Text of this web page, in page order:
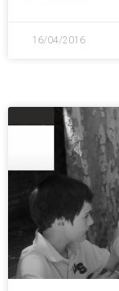
16/04/2016